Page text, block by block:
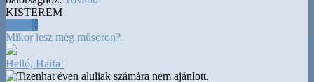
KISTEREM
F
Mikor lesz még műsoron?
Helló, Haifa!